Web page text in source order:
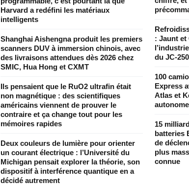
Harvard a redéfini les matériaux
intelligents
Shanghai Aishengna produit les premiers
scanners DUV à immersion chinois, avec
des livraisons attendues dès 2026 chez
SMIC, Hua Hong et CXMT
Ils pensaient que le RuO2 ultrafin était
non magnétique : des scientifiques
américains viennent de prouver le
contraire et ça change tout pour les
mémoires rapides
Deux couleurs de lumière pour orienter
un courant électrique : l’Université du
Michigan pensait explorer la théorie, son
dispositif à interférence quantique en a
décidé autrement
: Jaunt et
du JC-
100
Express
Atlas et
15
batteries
de
plus
connue